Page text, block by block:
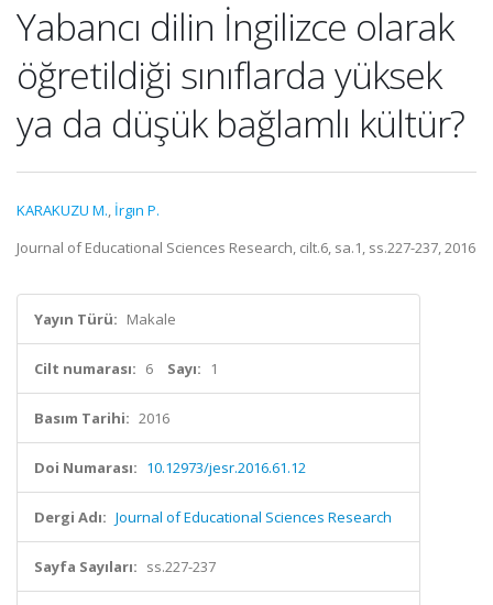
Yabancı dilin İngilizce olarak
öğretildiği sınıflarda yüksek
ya da düşük bağlamlı kültür?
KARAKUZU M., İrgın P.
Journal of Educational Sciences Research, cilt.6, sa.1, ss.227-237, 2016
Yayın Türü: Makale
Cilt numarası: 6 Sayı: 1
Basım Tarihi: 2016
Doi Numarası: 10.12973/jesr.2016.61.12
Dergi Adı: Journal of Educational Sciences Research
Sayfa Sayıları: ss.227-237